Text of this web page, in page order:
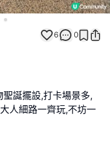
6 0
誕擺設,打卡場景多,
人細路一齊玩,不坊一